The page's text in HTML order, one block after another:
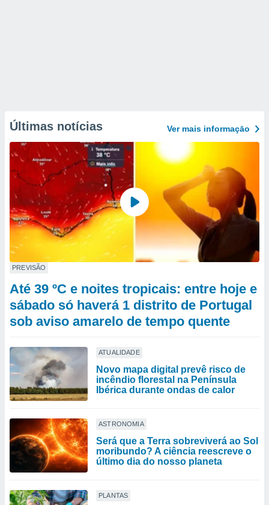
Últimas notícias Ver mais informaçāo
PREVISÃO
Até 39 ºC e noites tropicais: entre hoje e
sábado só haverá 1 distrito de Portugal
sob aviso amarelo de tempo quente
ATUALIDADE
Novo mapa digital prevê risco de
incêndio florestal na Península
Ibérica durante ondas de calor
ASTRONOMIA
Será que a Terra sobreviverá ao Sol
moribundo? A ciência reescreve o
último dia do nosso planeta
PLANTAS